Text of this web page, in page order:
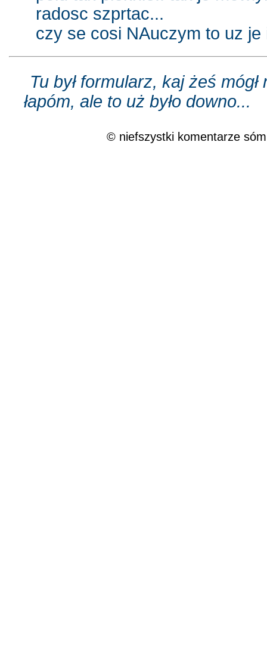
radosc szprtac...
czy se cosi NAuczym to uz
Tu był formularz, kaj żeś
łapóm, ale to uż było downo...
© niefszystki komentarze